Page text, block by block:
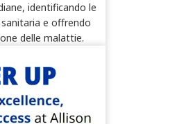
identificando le
e offrendo
delle malattie.